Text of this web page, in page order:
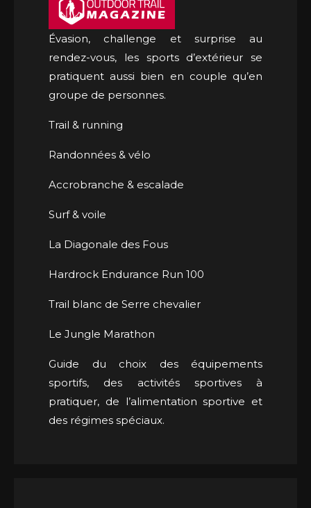
Évasion, challenge et surprise au
rendez-vous, les sports d’extérieur se
pratiquent aussi bien en couple qu’en
groupe de personnes.
Trail & running
Randonnées & vélo
Accrobranche & escalade
Surf & voile
La Diagonale des Fous
Hardrock Endurance Run 100
Trail blanc de Serre chevalier
Le Jungle Marathon
Guide du choix des équipements
sportifs, des activités sportives à
pratiquer, de l’alimentation sportive et
des régimes spéciaux.